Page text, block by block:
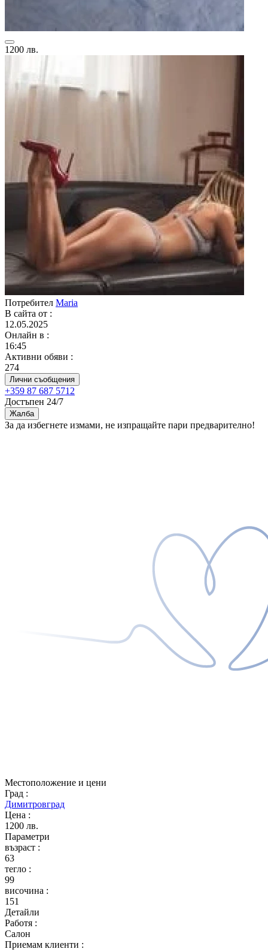
1200 лв.
Потребител Maria
В сайта от :
12.05.2025
Онлайн в :
16:45
Активни обяви :
274
Лични съобщения
+359 87 687 5712
Достъпен 24/7
Жалба
За да избегнете измами, не изпращайте пари предварително!
Местоположение и цени
Град :
Димитровград
Цена :
1200 лв.
Параметри
възраст :
63
тегло :
99
височина :
151
Детайли
Работя :
Салон
Приемам клиенти :